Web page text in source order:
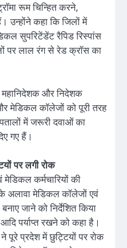
रूम चिन्हित करने,
उन्होंने कहा कि जिलों में
सुपरिटेंडेंट रैपिड रिस्पांस
पर लाल रंग से रेड क्रॉस का
महानिदेशक और निदेशक
मेडिकल कॉलेजों को पूरी तरह
में जरूरी दवाओं का
गए हैं।
पर लगी रोक
कर्मचारियों की
अलावा मेडिकल कॉलेजों एवं
जाने को निर्देशित किया
पर्याप्त रखने को कहा है।
पूरे प्रदेश में छुट्टियों पर रोक